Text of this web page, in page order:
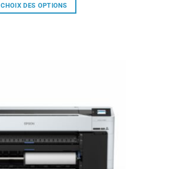
CHOIX DES OPTIONS
peuvent
être
choisies
sur
la